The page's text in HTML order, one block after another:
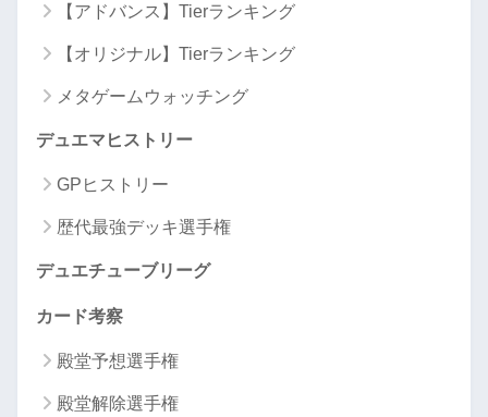
【アドバンス】Tierランキング
【オリジナル】Tierランキング
メタゲームウォッチング
デュエマヒストリー
GPヒストリー
歴代最強デッキ選手権
デュエチューブリーグ
カード考察
殿堂予想選手権
殿堂解除選手権